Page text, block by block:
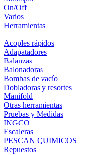
On/Off
Varios
Herramientas
+
Acoples rápidos
Adapatadores
Balanzas
Balonadoras
Bombas de vacío
Dobladoras y resortes
Manifold
Otras herramientas
Pruebas y Medidas
INGCO
Escaleras
PESCAN QUIMICOS
Repuestos